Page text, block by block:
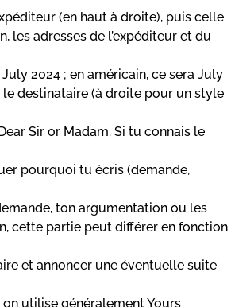
(en haut à droite), puis celle
les adresses de l’expéditeur et du
2024 ; en américain, ce sera July
le destinataire (à droite pour un style
Sir or Madam. Si tu connais le
pourquoi tu écris (demande,
ton argumentation ou les
cette partie peut différer en fonction
et annoncer une éventuelle suite
utilise généralement Yours